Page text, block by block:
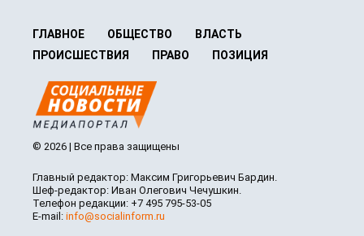
ГЛАВНОЕ ОБЩЕСТВО
ВЛАСТЬ
ПРОИСШЕСТВИЯ
ПРАВО ПОЗИЦИЯ
© 2026 | Все права защищены
Главный редактор: Максим Григорьевич Бардин.
Шеф-редактор: Иван Олегович Чечушкин.
Телефон редакции: +7 495 795-53-05
E-mail: info@socialinform.ru